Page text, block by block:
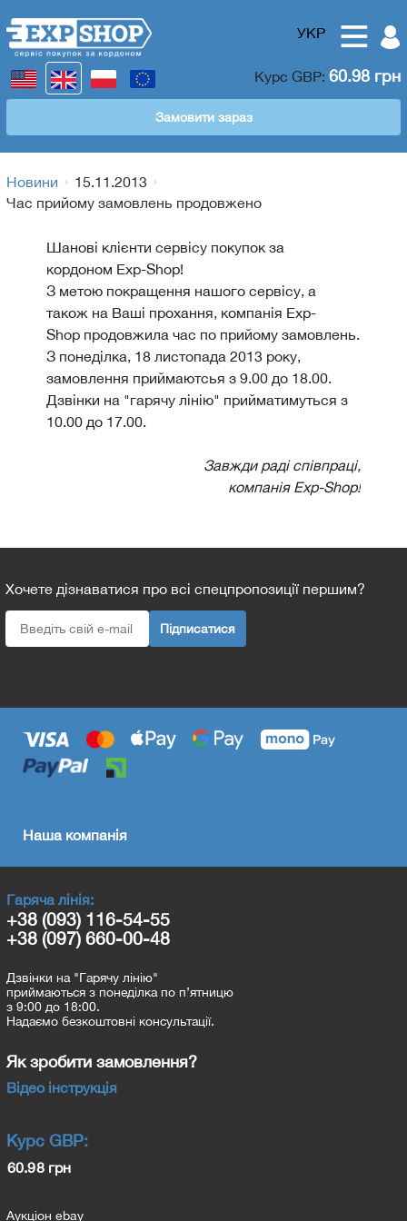
УКР
Курс GBP: 60.98 грн
Замовити зараз
Новини
15.11.2013
Час прийому замовлень продовжено
Шанові клієнти сервісу покупок за
кордоном Exp-Shop!
З метою покращення нашого сервісу, а
також на Ваші прохання, компанія Exp-
Shop продовжила час по прийому замовлень.
З понеділка, 18 листопада 2013 року,
замовлення приймаютсья з 9.00 до 18.00.
Дзвінки на "гарячу лінію" прийматимуться з
10.00 до 17.00.
Завжди раді співпраці,
компанія Exp-Shop!
Хочете дізнаватися про всі спецпропозиції першим?
Підписатися
Наша компанія
Гаряча лінія:
+38 (093) 116-54-55
+38 (097) 660-00-48
Дзвінки на "Гарячу лінію"
приймаються з понеділка по п’ятницю
з 9:00 до 18:00.
Надаємо безкоштовні консультації.
Як зробити замовлення?
Відео інструкція
Курс GBP:
60.98 грн
Аукціон ebay